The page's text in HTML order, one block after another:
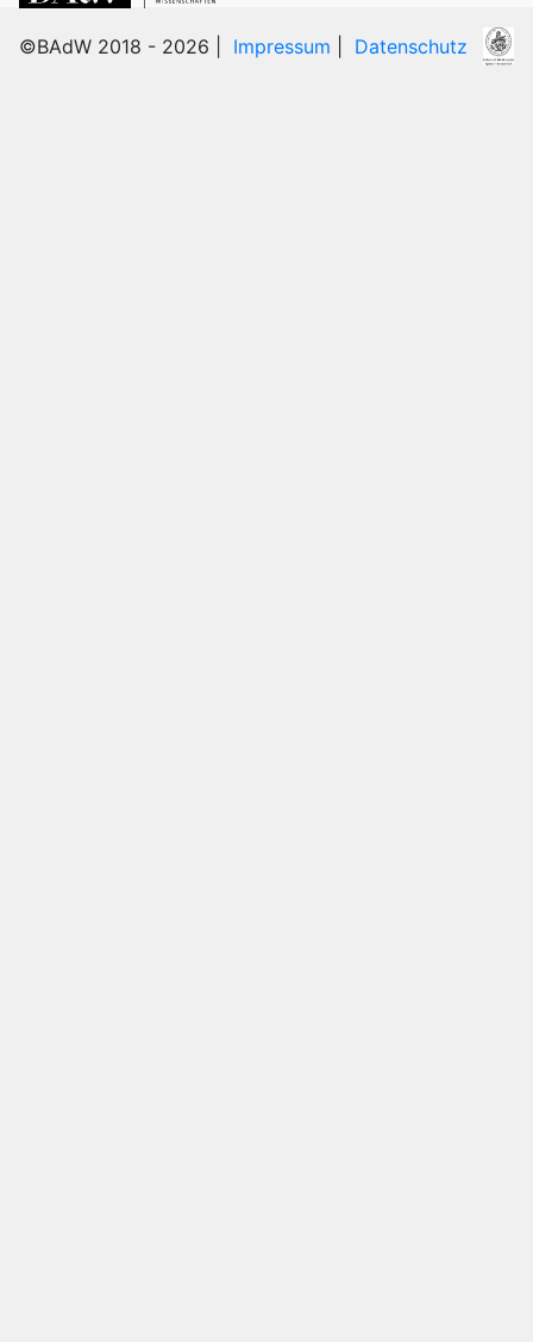
©BAdW 2018 - 2026 | Impressum Datenschutz